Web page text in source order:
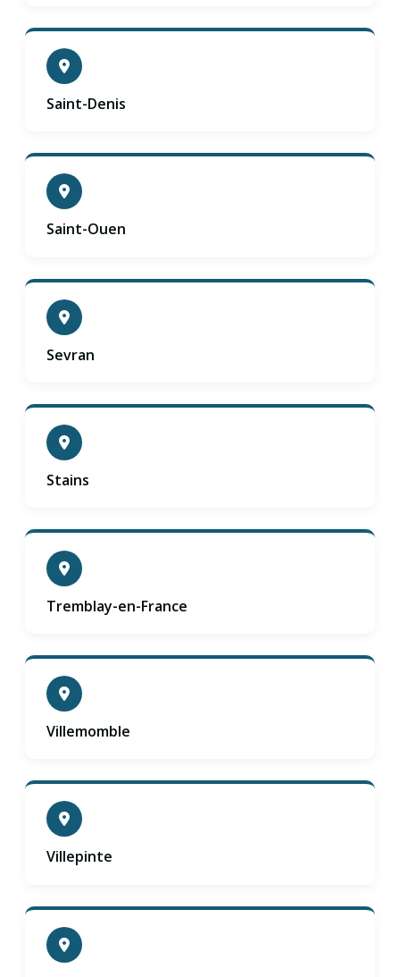
Saint-Denis
Saint-Ouen
Sevran
Stains
Tremblay-en-France
Villemomble
Villepinte